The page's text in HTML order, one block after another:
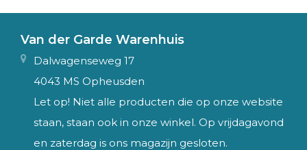
Van der Garde Warenhuis
Dalwagenseweg 17
4043 MS Opheusden
Let op! Niet alle producten die op onze website
staan, staan ook in onze winkel. Op vrijdagavond
en zaterdag is ons magazijn gesloten.